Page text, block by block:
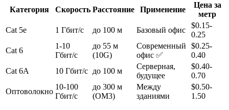
Категория Скорость Расстояние Применение
Цена за
метр
Cat 5e
1 Гбит/с до 100 м Базовый офис
$0.15-
0.25
Cat 6
1-10
Гбит/с
до 55 м
(10G)
Современный
офис ✅
$0.25-
0.40
Cat 6A
10 Гбит/с до 100 м
Серверная,
будущее
$0.40-
0.70
Оптоволокно
10-100
Гбит/с
до 300 м
(OM3)
Между
зданиями
$0.50-
1.50